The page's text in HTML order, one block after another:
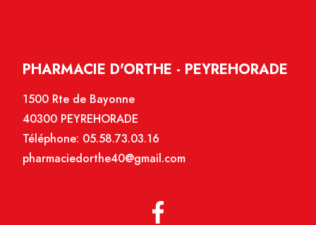
PHARMACIE D'ORTHE - PEYREHORADE
1500 Rte de Bayonne
40300 PEYREHORADE
Téléphone: 05.58.73.03.16
pharmaciedorthe40@gmail.com